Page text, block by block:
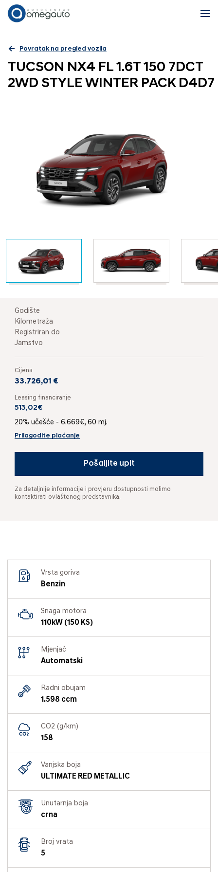
Povratak na pregled vozila
TUCSON NX4 FL 1.6T 150 7DCT
2WD STYLE WINTER PACK D4D7
Godište
Kilometraža
Registriran do
Jamstvo
Cijena
33.726,01 €
Leasing financiranje
513,02€
20% učešće - 6.669€, 60 mj.
Prilagodite plaćanje
Pošaljite upit
Za detaljnije informacije i provjeru dostupnosti molimo
kontaktirati ovlaštenog predstavnika.
Vrsta goriva
Benzin
Snaga motora
110kW (150 KS)
Mjenjač
Automatski
Radni obujam
1.598 ccm
CO2 (g/km)
158
Vanjska boja
ULTIMATE RED METALLIC
Unutarnja boja
crna
Broj vrata
5